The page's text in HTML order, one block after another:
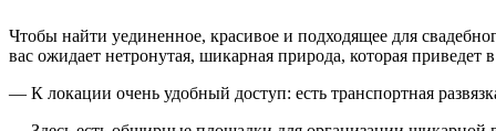
Чтобы найти уединенное, красивое и подходящее для
вас ожидает нетронутая, шикарная природа, которая
— К локации очень удобный доступ: есть транспортная